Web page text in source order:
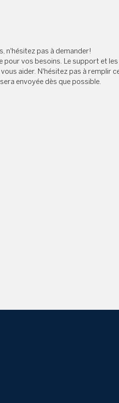
n'hésitez pas à demander!
pour vos besoins. Le support et les
aider. N'hésitez pas à remplir
envoyée dès que possible.